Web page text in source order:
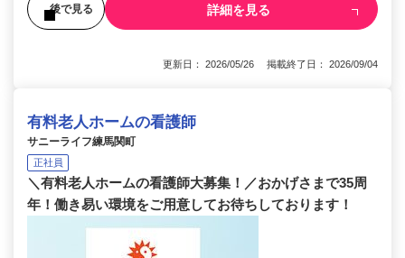
後で見る 詳細を見る
更新日： 2026/05/26 掲載終了日： 2026/09/04
有料老人ホームの看護師
サニーライフ練馬関町
正社員
＼有料老人ホームの看護師大募集！／おかげさまで35周
年！働き易い環境をご用意してお待ちしております！